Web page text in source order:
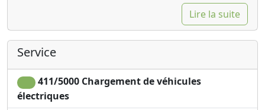
Lire la suite
Service
411/5000 Chargement de véhicules
électriques